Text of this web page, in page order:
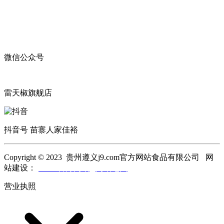
微信公众号
雷天椒旗舰店
抖音号 苗寨人家佳裕
Copyright © 2023 贵州遵义j9.com官方网站食品有限公司 网
站建设：
营业执照